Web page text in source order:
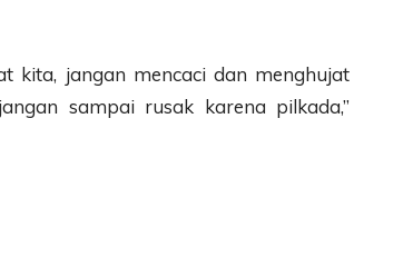
kita, jangan mencaci dan menghujat
sampai rusak karena pilkada,”